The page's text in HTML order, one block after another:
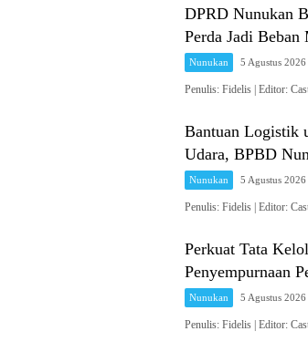
DPRD Nunukan
Perda Jadi Beban
Nunukan 5 Agustus 2026
Penulis: Fidelis | Editor:
Bantuan Logistik
Udara, BPBD
Nunukan 5 Agustus 2026
Penulis: Fidelis | Editor:
Perkuat Tata
Penyempurnaan
Nunukan 5 Agustus 2026
Penulis: Fidelis | Editor: